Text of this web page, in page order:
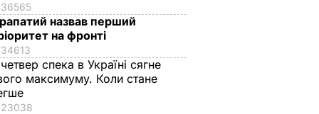
36565
назвав перший
на фронті
34613
спека в Україні сягне
максимуму. Коли стане
23038